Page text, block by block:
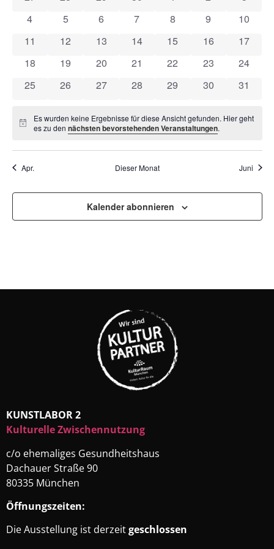
UND
VON
VERANSTALTUNGEN
0 Veranstaltungen
4 0 Veranstaltungen
5 0 Veranstaltungen
6 0 Veranstaltungen
7 0 Veranstaltungen
8 0
9 0
10
0 Veranstaltungen
11 0 Veranstaltungen
12 0 Veranstaltungen
13 0 Veranstaltungen
14 0 Veranstaltungen
15 0
16 0
17
0 Veranstaltungen
18 0 Veranstaltungen
19 0 Veranstaltungen
20 0 Veranstaltungen
21 0 Veranstaltungen
22 0
23 0
24
0 Veranstaltungen
25 0 Veranstaltungen
26 0 Veranstaltungen
27 0 Veranstaltungen
28 0 Veranstaltungen
29 0
30 0
31
Hinweis
Es wurden keine Ergebnisse für diese Ansicht gefunden. Hier geht
es zu dennächsten bevorstehenden Veranstaltungen.
Apr. Dieser Monat Juni
Kalender abonnieren
KUNSTLABOR 2
Kulturelle Zwischennutzung
c/o ehemaliges Gesundheitshaus
Dachauer Straße 90
80335 München
Öffnungszeiten:
Die Ausstellung ist derzeitgeschlossen